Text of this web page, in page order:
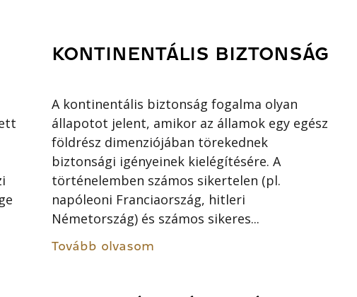
KONTINENTÁLIS BIZTONSÁG
A kontinentális biztonság fogalma olyan
állapotot jelent, amikor az államok egy egész
földrész dimenziójában törekednek
biztonsági igényeinek kielégítésére. A
történelemben számos sikertelen (pl.
napóleoni Franciaország, hitleri
Németország) és számos sikeres...
Tovább olvasom